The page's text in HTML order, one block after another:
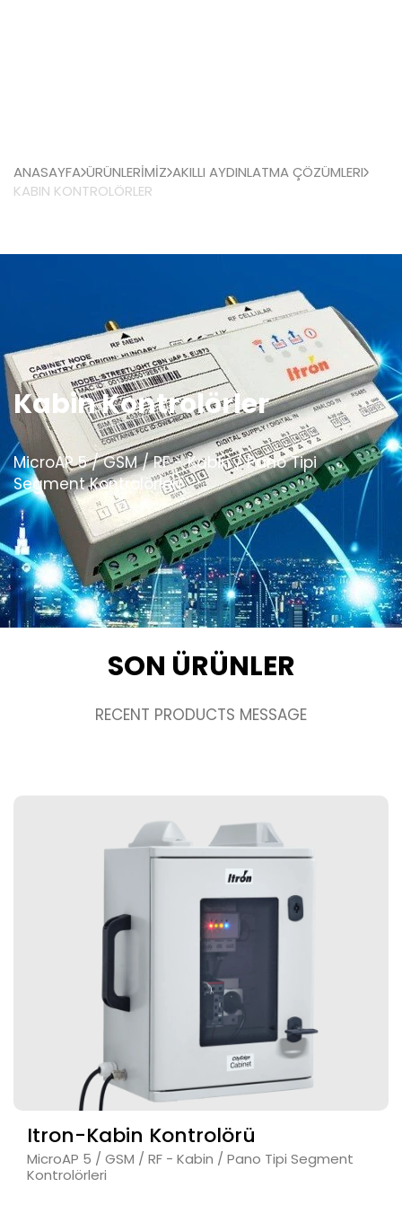
ANASAYFA ÜRÜNLERİMİZ AKILLI AYDINLATMA ÇÖZÜMLERI
KABIN KONTROLÖRLER
Kabin Kontrolörler
MicroAP 5 / GSM / RF - Kabin / Pano Tipi
Segment Kontrolörleri
SON ÜRÜNLER
RECENT PRODUCTS MESSAGE
Itron-Kabin Kontrolörü
MicroAP 5 / GSM / RF - Kabin / Pano Tipi Segment
Kontrolörleri